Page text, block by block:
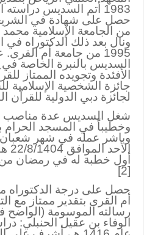
1983 أتم السديس دراسته
حصل على شهادة في
ونال بعد ذلك الدكتوراه في
1995 من جامعة أم
السديس بالنبرة الخاصة
الأفئدة وتجويده الممتاز
جائزة الشخصية الإسلامية
لجائزة دبي الدولية للقرآن
شغل السديس عدة مناصب
وباشر عمله في شهر
[2]
حصل على درجة الدكتوراه
أم القرى بتقدير ممتاز مع
رسالته الموسومة (الواضح
الوفاء بن عقيل الحنبلي: